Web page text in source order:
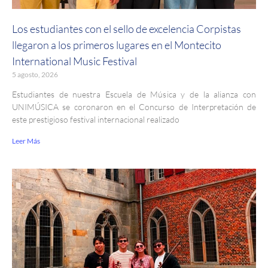
Los estudiantes con el sello de excelencia Corpistas
llegaron a los primeros lugares en el Montecito
International Music Festival
5 agosto, 2026
Estudiantes de nuestra Escuela de Música y de la alianza con
UNIMÚSICA se coronaron en el Concurso de Interpretación de
este prestigioso festival internacional realizado
Leer Más